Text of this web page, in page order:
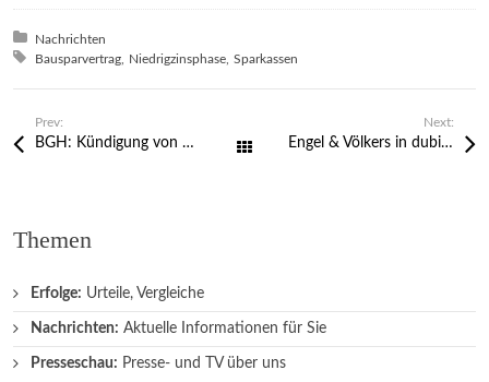
Posted in:
Nachrichten
Tagged with:
Bausparvertrag Niedrigzinsphase Sparkassen
Prev:
BGH: Kündigung von Prämiensparverträgen erst auf höchster Prämienstufe Alle Beiträge
Next:
Engel & Völkers in dubiose Immobilienunternehmen verstrickt?
Themen
Erfolge: Urteile, Vergleiche
Nachrichten: Aktuelle Informationen für Sie
Presseschau: Presse- und TV über uns